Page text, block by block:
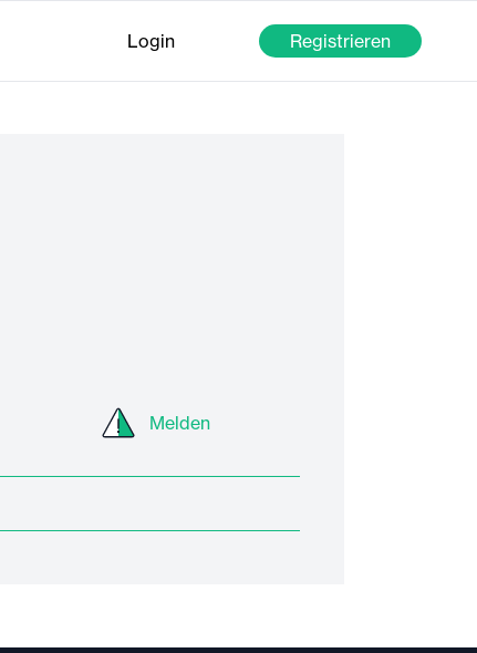
Login Registrieren
Melden